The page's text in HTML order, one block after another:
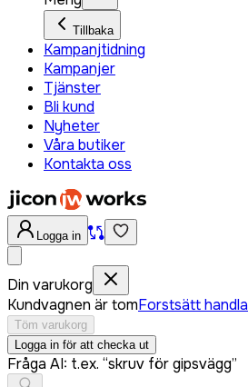
Tillbaka
Kampanjtidning
Kampanjer
Tjänster
Bli kund
Nyheter
Våra butiker
Kontakta oss
Logga in
Din varukorg
Kundvagnen är tomForstsätt handla
Töm varukorg
Logga in för att checka ut
Fråga AI: t.ex. “skruv för gipsvägg”